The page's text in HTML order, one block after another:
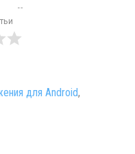
для Android,